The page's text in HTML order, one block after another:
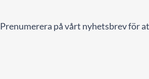
Prenumerera på vårt nyhetsbrev för